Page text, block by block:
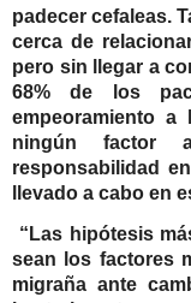
padecer cefaleas.
cerca de
pero sin llegar a
68% de los
empeoramiento a
ningún factor
responsabilidad
llevado a cabo en
“Las hipótesis
sean los factores
migraña ante